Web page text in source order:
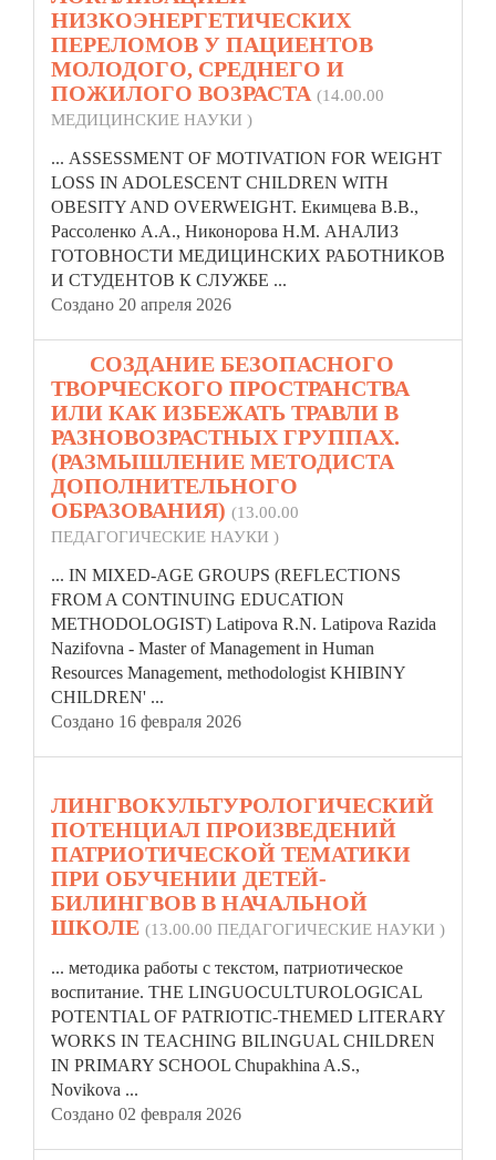
НИЗКОЭНЕРГЕТИЧЕСКИХ
ПЕРЕЛОМОВ У ПАЦИЕНТОВ
МОЛОДОГО, СРЕДНЕГО И
ПОЖИЛОГО ВОЗРАСТА (14.00.00
МЕДИЦИНСКИЕ НАУКИ )
... ASSESSMENT OF MOTIVATION FOR WEIGHT
LOSS IN ADOLESCENT CHILDREN WITH
OBESITY AND OVERWEIGHT. Екимцева В.В.,
Рассоленко А.А., Никонорова Н.М. АНАЛИЗ
ГОТОВНОСТИ МЕДИЦИНСКИХ РАБОТНИКОВ
И СТУДЕНТОВ К СЛУЖБЕ ...
Создано 20 апреля 2026
СОЗДАНИЕ БЕЗОПАСНОГО
ТВОРЧЕСКОГО ПРОСТРАНСТВА
ИЛИ КАК ИЗБЕЖАТЬ ТРАВЛИ В
РАЗНОВОЗРАСТНЫХ ГРУППАХ.
(РАЗМЫШЛЕНИЕ МЕТОДИСТА
ДОПОЛНИТЕЛЬНОГО
ОБРАЗОВАНИЯ) (13.00.00
ПЕДАГОГИЧЕСКИЕ НАУКИ )
... IN MIXED-AGE GROUPS (REFLECTIONS
FROM A CONTINUING EDUCATION
METHODOLOGIST) Latipova R.N. Latipova Razida
Nazifovna - Master of Management in Human
Resources Management, methodologist KHIBINY
CHILDREN' ...
Создано 16 февраля 2026
ЛИНГВОКУЛЬТУРОЛОГИЧЕСКИЙ
ПОТЕНЦИАЛ ПРОИЗВЕДЕНИЙ
ПАТРИОТИЧЕСКОЙ ТЕМАТИКИ
ПРИ ОБУЧЕНИИ ДЕТЕЙ-
БИЛИНГВОВ В НАЧАЛЬНОЙ
ШКОЛЕ (13.00.00 ПЕДАГОГИЧЕСКИЕ НАУКИ )
... методика работы с текстом, патриотическое
воспитание. THE LINGUOCULTUROLOGICAL
POTENTIAL OF PATRIOTIC-THEMED LITERARY
WORKS IN TEACHING BILINGUAL CHILDREN
IN PRIMARY SCHOOL Chupakhina A.S.,
Novikova ...
Создано 02 февраля 2026